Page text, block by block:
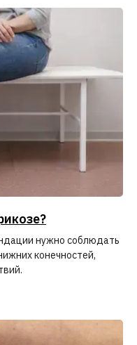
нужно соблюдать
конечностей,